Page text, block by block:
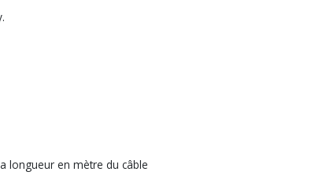
longueur en mètre du câble